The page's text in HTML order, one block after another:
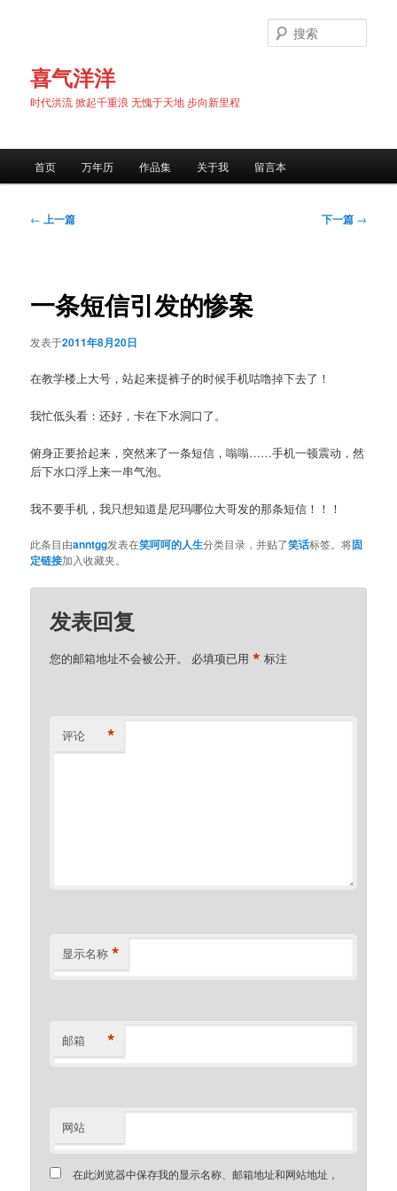
喜气洋洋
时代洪流 掀起千重浪 无愧于天地 步向新里程
索
首页 万年历 作品集 关于我 留言本
文
← 上一篇 下一篇 →
一条短信引发的惨案
发表于2011年8月20日
在教学楼上大号，站起来提裤子的时候手机咕噜掉下去了！
我忙低头看：还好，卡在下水洞口了。
俯身正要拾起来，突然来了一条短信，嗡嗡……手机一顿震动，然
后下水口浮上来一串气泡。
我不要手机，我只想知道是尼玛哪位大哥发的那条短信！！！
此条目由anntgg发表在笑呵呵的人生分类目录，并贴了笑话标签。将固
定链接加入收藏夹。
发表回复
您的邮箱地址不会被公开。 必填项已用* 标注
评论 *
显示名称 *
邮箱 *
网站
在此浏览器中保存我的显示名称、邮箱地址和网站地址，